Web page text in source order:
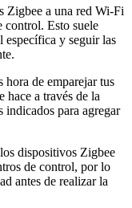
Zigbee a una red Wi-Fi
control. Esto suele
específica y seguir las
de emparejar tus
a través de la
para agregar
dispositivos Zigbee
de control, por lo
antes de realizar la